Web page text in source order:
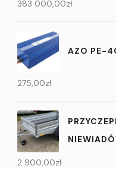
383 000,00zł
AZO PE-
275,00zł
2 900,00zł